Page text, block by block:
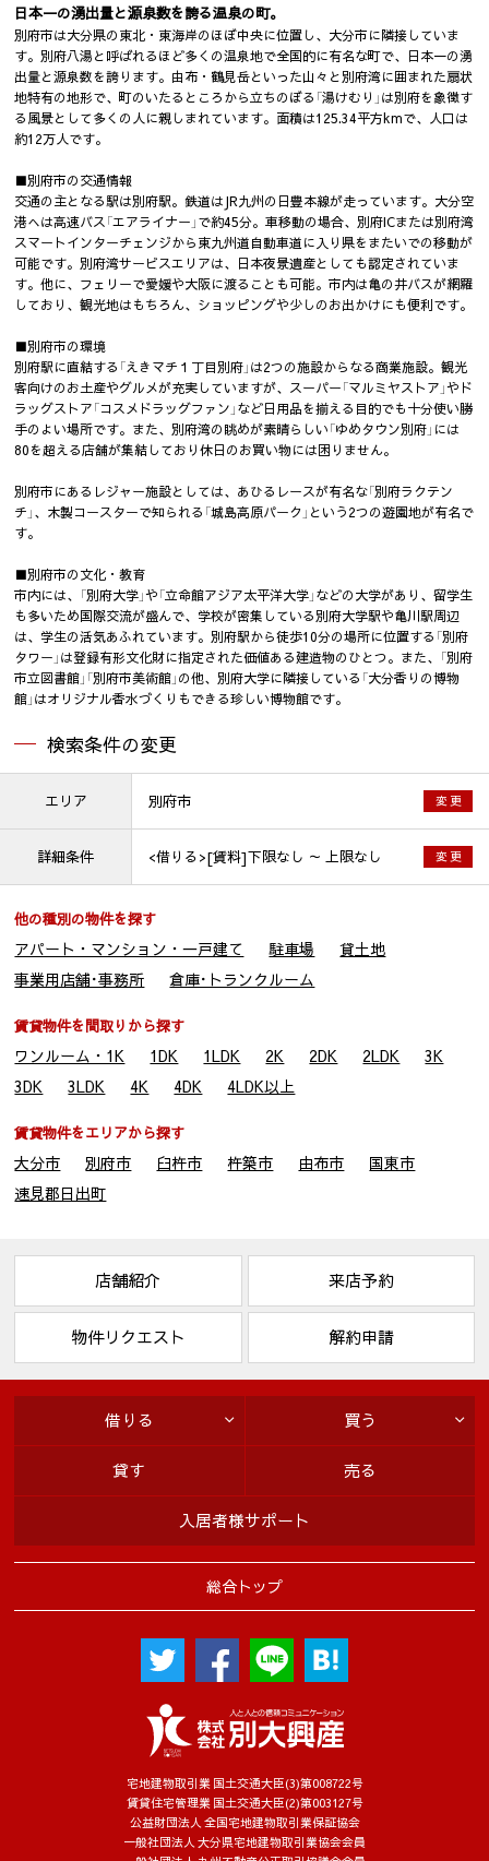
日本一の湧出量と源泉数を誇る温泉の町。
別府市は大分県の東北・東海岸のほぼ中央に位置し、大分市に隣接していま
す。別府八湯と呼ばれるほど多くの温泉地で全国的に有名な町で、日本一の湧
出量と源泉数を誇ります。由布・鶴見岳といった山々と別府湾に囲まれた扇状
地特有の地形で、町のいたるところから立ちのぼる「湯けむり」は別府を象徴す
る風景として多くの人に親しまれています。面積は125.34平方kmで、人口は
約12万人です。
■別府市の交通情報
交通の主となる駅は別府駅。鉄道はJR九州の日豊本線が走っています。大分空
港へは高速バス「エアライナー」で約45分。車移動の場合、別府ICまたは別府湾
スマートインターチェンジから東九州道自動車道に入り県をまたいでの移動が
可能です。別府湾サービスエリアは、日本夜景遺産としても認定されていま
す。他に、フェリーで愛媛や大阪に渡ることも可能。市内は亀の井バスが網羅
しており、観光地はもちろん、ショッピングや少しのお出かけにも便利です。
■別府市の環境
別府駅に直結する「えきマチ１丁目別府」は2つの施設からなる商業施設。観光
客向けのお土産やグルメが充実していますが、スーパー「マルミヤストア」やド
ラッグストア「コスメドラッグファン」など日用品を揃える目的でも十分使い勝
手のよい場所です。また、別府湾の眺めが素晴らしい「ゆめタウン別府」には
80を超える店舗が集結しており休日のお買い物には困りません。
別府市にあるレジャー施設としては、あひるレースが有名な「別府ラクテン
チ」、木製コースターで知られる「城島高原パーク」という2つの遊園地が有名で
す。
■別府市の文化・教育
市内には、「別府大学」や「立命館アジア太平洋大学」などの大学があり、留学生
も多いため国際交流が盛んで、学校が密集している別府大学駅や亀川駅周辺
は、学生の活気あふれています。別府駅から徒歩10分の場所に位置する「別府
タワー」は登録有形文化財に指定された価値ある建造物のひとつ。また、「別府
市立図書館」「別府市美術館」の他、別府大学に隣接している「大分香りの博物
館」はオリジナル香水づくりもできる珍しい博物館です。
検索条件の変更
エリア 別府市 変 更
詳細条件 <借りる>[賃料]下限なし ～ 上限なし 変 更
他の種別の物件を探す
アパート・マンション・一戸建て 駐車場
貸土地
事業用店舗･事務所
倉庫･トランクルーム
賃貸物件を間取りから探す
ワンルーム・1K 1DK 1LDK 2K 2DK 2LDK
3K
3DK
3LDK 4K 4DK 4LDK以上
賃貸物件をエリアから探す
大分市 別府市 臼杵市 杵築市 由布市
国東市
速見郡日出町
店舗紹介 来店予約
物件リクエスト 解約申請
宅地建物取引業 国土交通大臣(3)第008722号
賃貸住宅管理業 国土交通大臣(2)第003127号
公益財団法人 全国宅地建物取引業保証協会
一般社団法人 大分県宅地建物取引業協会会員
総合トップ
借りる 買う
貸す 売る
入居者様サポート